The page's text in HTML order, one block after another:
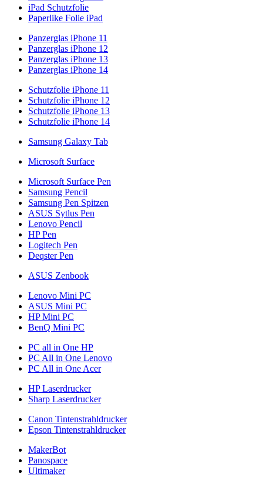
iPad Schutzfolie
Paperlike Folie iPad
Panzerglas iPhone 11
Panzerglas iPhone 12
Panzerglas iPhone 13
Panzerglas iPhone 14
Schutzfolie iPhone 11
Schutzfolie iPhone 12
Schutzfolie iPhone 13
Schutzfolie iPhone 14
Samsung Galaxy Tab
Microsoft Surface
Microsoft Surface Pen
Samsung Pencil
Samsung Pen Spitzen
ASUS Sytlus Pen
Lenovo Pencil
HP Pen
Logitech Pen
Deqster Pen
ASUS Zenbook
Lenovo Mini PC
ASUS Mini PC
HP Mini PC
BenQ Mini PC
PC all in One HP
PC All in One Lenovo
PC All in One Acer
HP Laserdrucker
Sharp Laserdrucker
Canon Tintenstrahldrucker
Epson Tintenstrahldrucker
MakerBot
Panospace
Ultimaker